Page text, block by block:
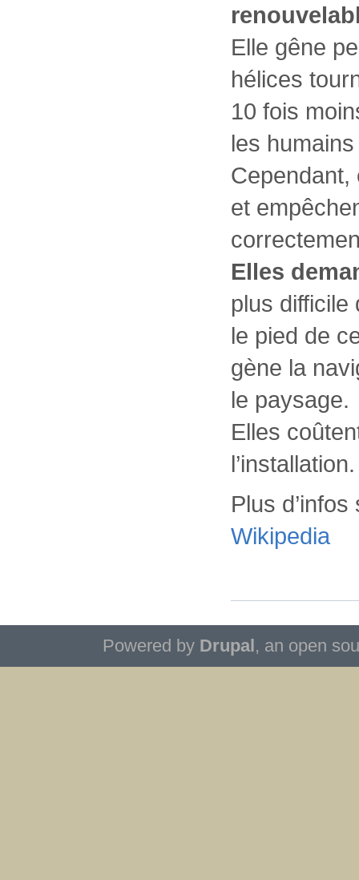
Elle gêne
hélices
10 fois
les
Cependant,
et
Elles
plus difficile
le pied de
gène la
le paysage.
Elles
l’installation.
Plus d’infos
Wikipedia
Powered by Drupal, an open